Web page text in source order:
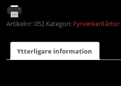
Artikelnr:052 Kategori: Fyrverkeritårtor
Ytterligare information